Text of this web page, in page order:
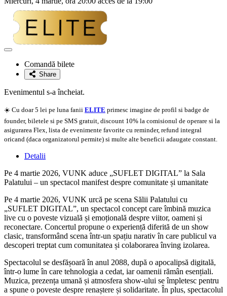
Adaugă
favoriteComandă bilete
Share
Evenimentul s-a încheiat.
☀️ Cu doar 5 lei pe luna fanii ELITE primesc imagine de profil si badge de
founder, biletele si pe SMS gratuit, discount 10% la comisionul de operare si la
asigurarea Flex, lista de evenimente favorite cu reminder, refund integral
oricand (daca organizatorul permite) si multe alte beneficii adaugate constant.
Detalii
Pe 4 martie 2026, VUNK aduce „SUFLET DIGITAL” la Sala
Palatului – un spectacol manifest despre comunitate și umanitate
Pe 4 martie 2026, VUNK urcă pe scena Sălii Palatului cu
„SUFLET DIGITAL”, un spectacol concept care îmbină muzica
live cu o poveste vizuală și emoțională despre viitor, oameni și
reconectare. Concertul propune o experiență diferită de un show
clasic, transformând scena într-un spațiu narativ în care publicul va
descoperi treptat cum comunitatea și colaborarea înving izolarea.
Spectacolul se desfășoară în anul 2088, după o apocalipsă digitală,
într-o lume în care tehnologia a cedat, iar oamenii rămân esențiali.
Muzica, prezența umană și atmosfera show-ului se împletesc pentru
a spune o poveste despre renaștere și solidaritate. În plus, spectacolul